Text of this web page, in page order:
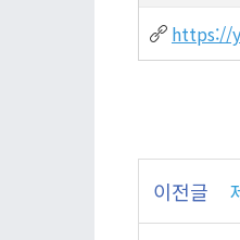
https://
이전글